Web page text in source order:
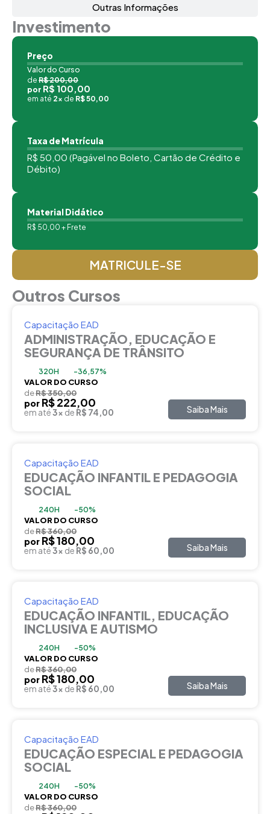
Outras Informações
Investimento
Preço
Valor do Curso
de R$ 200,00
por R$ 100,00
em até 2x de R$ 50,00
Taxa de Matrícula
R$ 50,00 (Pagável no Boleto, Cartão de Crédito e
Débito)
Material Didático
R$ 50,00 + Frete
MATRICULE-SE
Outros Cursos
Capacitação EAD
ADMINISTRAÇÃO, EDUCAÇÃO E
SEGURANÇA DE TRÂNSITO
320H -36,57%
VALOR DO CURSO
deR$ 350,00
por R$ 222,00
em até3x de R$ 74,00 Saiba Mais
Capacitação EAD
EDUCAÇÃO INFANTIL E PEDAGOGIA
SOCIAL
240H -50%
VALOR DO CURSO
deR$ 360,00
por R$ 180,00
em até3x de R$ 60,00 Saiba Mais
Capacitação EAD
EDUCAÇÃO INFANTIL, EDUCAÇÃO
INCLUSIVA E AUTISMO
240H -50%
VALOR DO CURSO
deR$ 360,00
por R$ 180,00
em até3x de R$ 60,00 Saiba Mais
Capacitação EAD
EDUCAÇÃO ESPECIAL E PEDAGOGIA
SOCIAL
240H -50%
VALOR DO CURSO
deR$ 360,00